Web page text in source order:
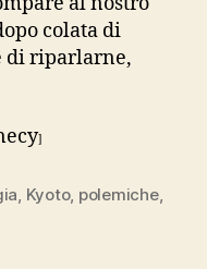
colata di
di riparlarne,
]
, Kyoto, polemiche,